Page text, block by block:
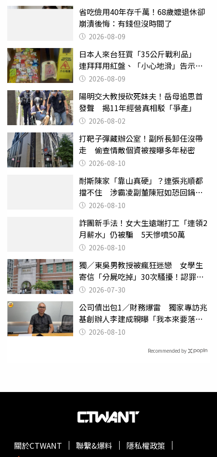
省吃儉用40年存千萬！68歲嬤退休卻
崩潰後悔：有錢但沒時間了
2026-08-09
日本人來台狂買「35公斤戰利品」
連拜拜用紅盤、「小心地滑」告示牌
也帶回家
2026-08-09
陽明交大教授砍死妹夫！岳母追思首
發聲 揭11年經營真相駁「爭產」
2026-08-02
打靶子彈藏辦公室！副所長卸任沒帶
走 偷查情敵個資被搜曝多年秘密
2026-08-10
耐斯陳家「靠山真硬」？連張兆順都
擋不住 涉霸凌副董陳冠如恐回鍋國
票證2026-08-10
詐團新手法！女大生遠端打工「連領2
月薪水」仍被騙 5天慘噴50萬
2026-08-10
獨／東吳男教授被瘋狂迷戀 女學生
寄信「分屍吃掉」30次騷擾！認罪免
關 2026-07-30
公司債出包1／財務爆雷 獨家專訪兆
基創辦人李建成親曝「我本來要落
跑」2026-08-10
Recommended by
關於CTWANT 聯繫&爆料
隱私權政策